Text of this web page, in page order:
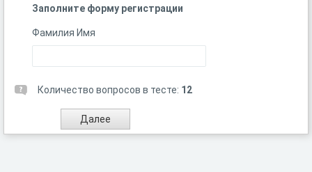
Заполните форму регистрации
Фамилия Имя
Количество вопросов в тесте: 12